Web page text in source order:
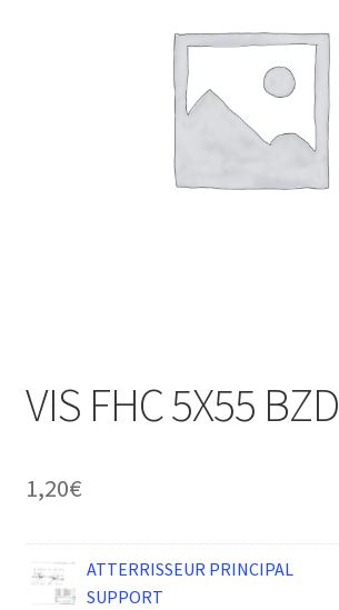
VIS FHC 5X55 BZD
1,20€
ATTERRISSEUR PRINCIPAL
SUPPORT